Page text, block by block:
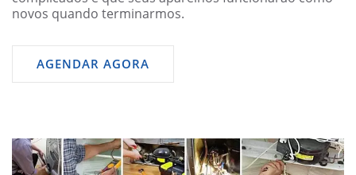
novos quando terminarmos.
AGENDAR AGORA